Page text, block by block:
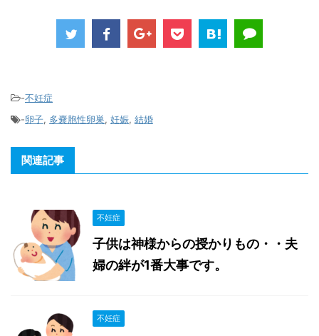
-不妊症
-卵子, 多嚢胞性卵巣, 妊娠, 結婚
関連記事
不妊症
子供は神様からの授かりもの・・夫
婦の絆が1番大事です。
不妊症